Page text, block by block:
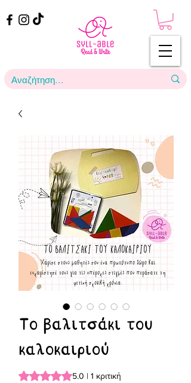
Το βαλιτσάκι του
καλοκαιριού
Rating is 5.0 out of five stars based on 1
5.0 | 1 κριτική